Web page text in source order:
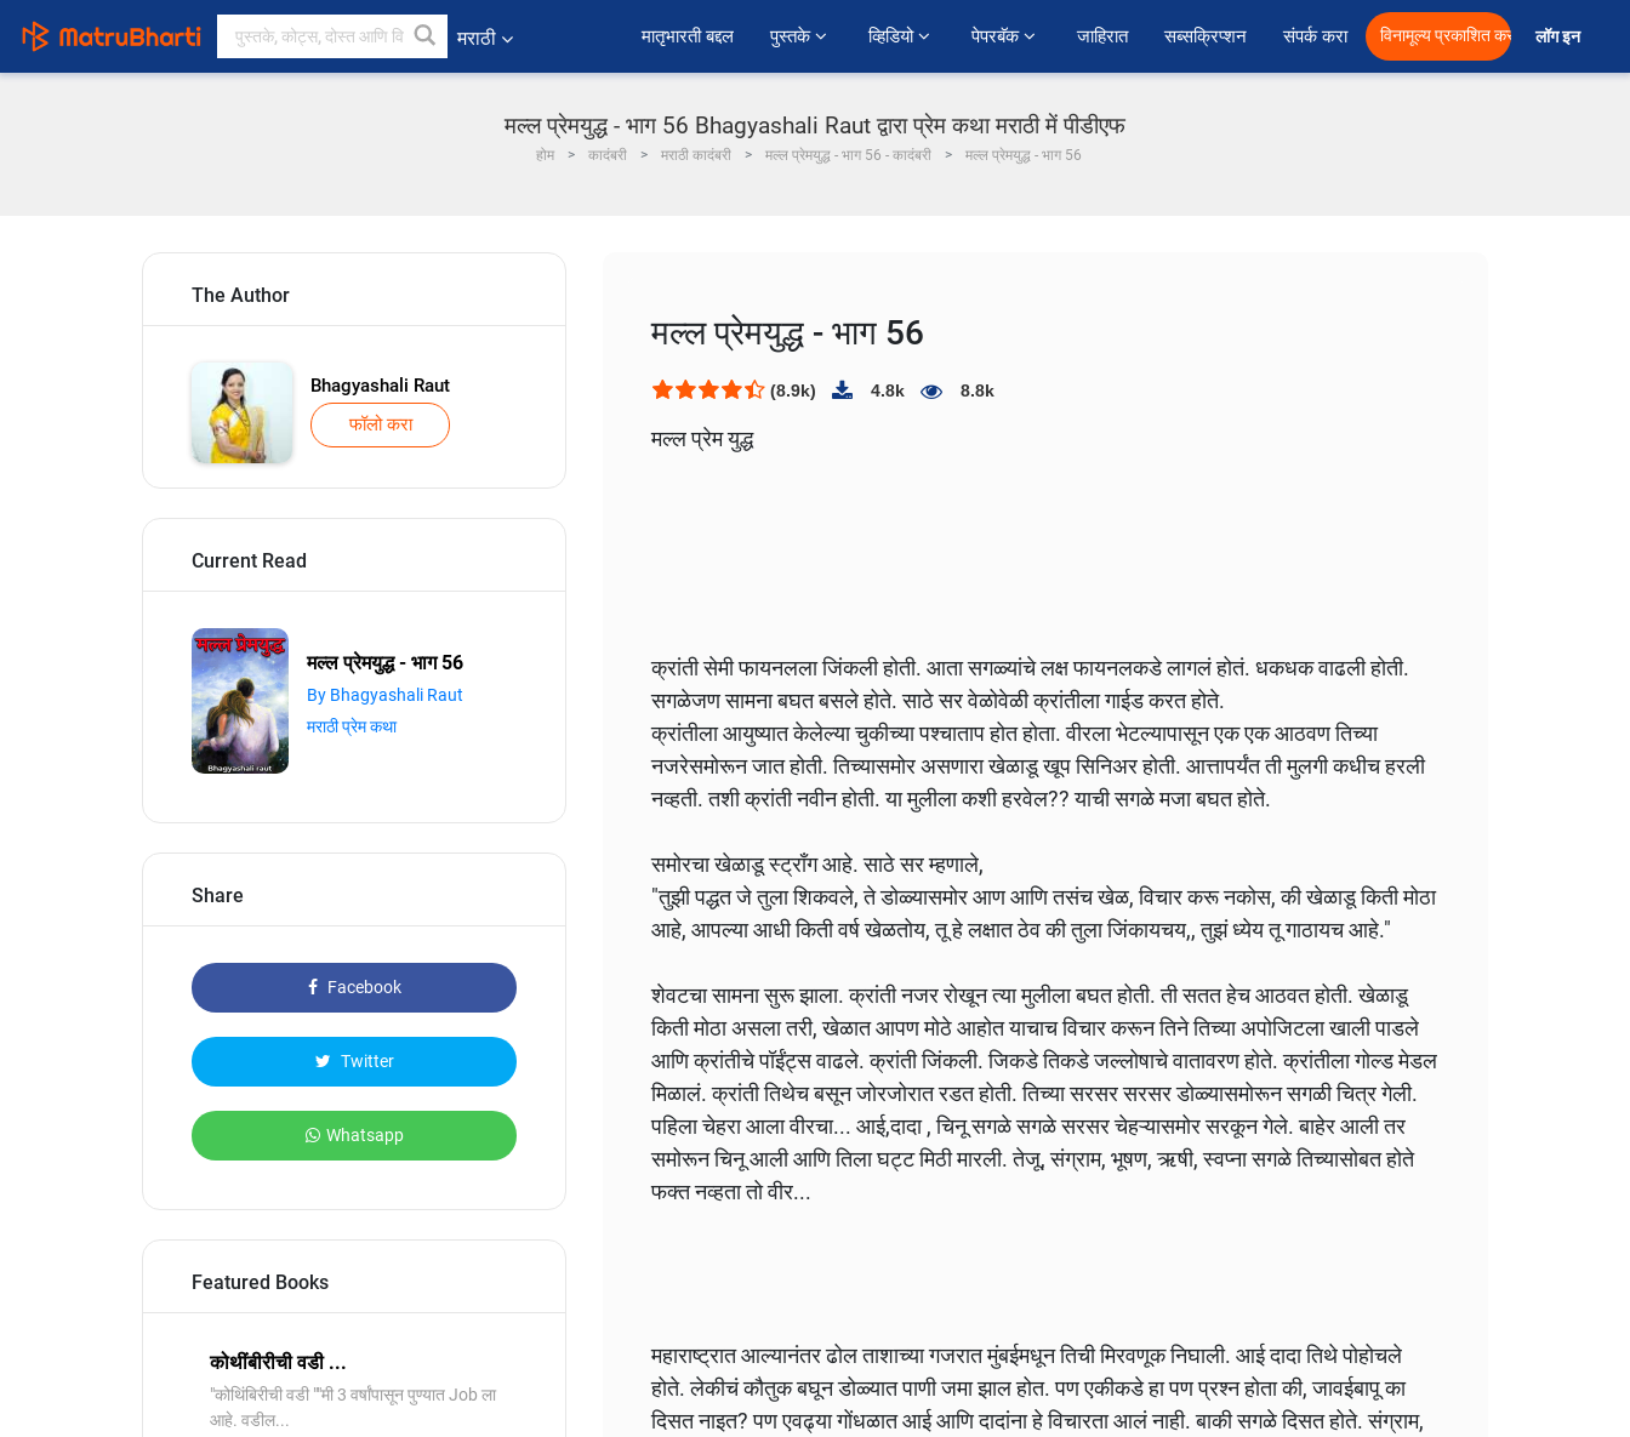
मराठी ﻿मातृभारती बद्दल पुस्तके व्हिडियो पेपरबॅक जाहिरात सब्सक्रिप्शन संपर्क करा विनामूल्य प्रकाशित करा लॉग इन
मल्ल प्रेमयुद्ध - भाग 56 Bhagyashali Raut द्वारा प्रेम कथा मराठी में पीडीएफ
होम कादंबरी मराठी कादंबरी मल्ल प्रेमयुद्ध - भाग 56 - कादंबरी मल्ल प्रेमयुद्ध - भाग 56
The Author
Bhagyashali Raut
फॉलो करा
Current Read
मल्ल प्रेमयुद्ध - भाग 56
By Bhagyashali Raut
मराठी प्रेम कथा
Share
Facebook
Twitter
Whatsapp
Featured Books
कोथींबीरीची वडी ...
"कोथिंबिरीची वडी ""मी 3 वर्षांपासून पुण्यात Job ला
आहे. वडील...
मल्ल प्रेमयुद्ध - भाग 56
(8.9k) 4.8k 8.8k
मल्ल प्रेम युद्ध
क्रांती सेमी फायनलला जिंकली होती. आता सगळ्यांचे लक्ष फायनलकडे लागलं होतं. धकधक वाढली होती.
सगळेजण सामना बघत बसले होते. साठे सर वेळोवेळी क्रांतीला गाईड करत होते.
क्रांतीला आयुष्यात केलेल्या चुकीच्या पश्चाताप होत होता. वीरला भेटल्यापासून एक एक आठवण तिच्या
नजरेसमोरून जात होती. तिच्यासमोर असणारा खेळाडू खूप सिनिअर होती. आत्तापर्यंत ती मुलगी कधीच हरली
नव्हती. तशी क्रांती नवीन होती. या मुलीला कशी हरवेल?? याची सगळे मजा बघत होते.
समोरचा खेळाडू स्ट्रॉंग आहे. साठे सर म्हणाले,
"तुझी पद्धत जे तुला शिकवले, ते डोळ्यासमोर आण आणि तसंच खेळ, विचार करू नकोस, की खेळाडू किती मोठा
आहे, आपल्या आधी किती वर्ष खेळतोय, तू हे लक्षात ठेव की तुला जिंकायचय,, तुझं ध्येय तू गाठायच आहे."
शेवटचा सामना सुरू झाला. क्रांती नजर रोखून त्या मुलीला बघत होती. ती सतत हेच आठवत होती. खेळाडू
किती मोठा असला तरी, खेळात आपण मोठे आहोत याचाच विचार करून तिने तिच्या अपोजिटला खाली पाडले
आणि क्रांतीचे पॉईंट्स वाढले. क्रांती जिंकली. जिकडे तिकडे जल्लोषाचे वातावरण होते. क्रांतीला गोल्ड मेडल
मिळालं. क्रांती तिथेच बसून जोरजोरात रडत होती. तिच्या सरसर सरसर डोळ्यासमोरून सगळी चित्र गेली.
पहिला चेहरा आला वीरचा... आई,दादा , चिनू सगळे सगळे सरसर चेहऱ्यासमोर सरकून गेले. बाहेर आली तर
समोरून चिनू आली आणि तिला घट्ट मिठी मारली. तेजू, संग्राम, भूषण, ऋषी, स्वप्ना सगळे तिच्यासोबत होते
फक्त नव्हता तो वीर...
महाराष्ट्रात आल्यानंतर ढोल ताशाच्या गजरात मुंबईमधून तिची मिरवणूक निघाली. आई दादा तिथे पोहोचले
होते. लेकीचं कौतुक बघून डोळ्यात पाणी जमा झाल होत. पण एकीकडे हा पण प्रश्न होता की, जावईबापू का
दिसत नाइत? पण एवढ्या गोंधळात आई आणि दादांना हे विचारता आलं नाही. बाकी सगळे दिसत होते. संग्राम,